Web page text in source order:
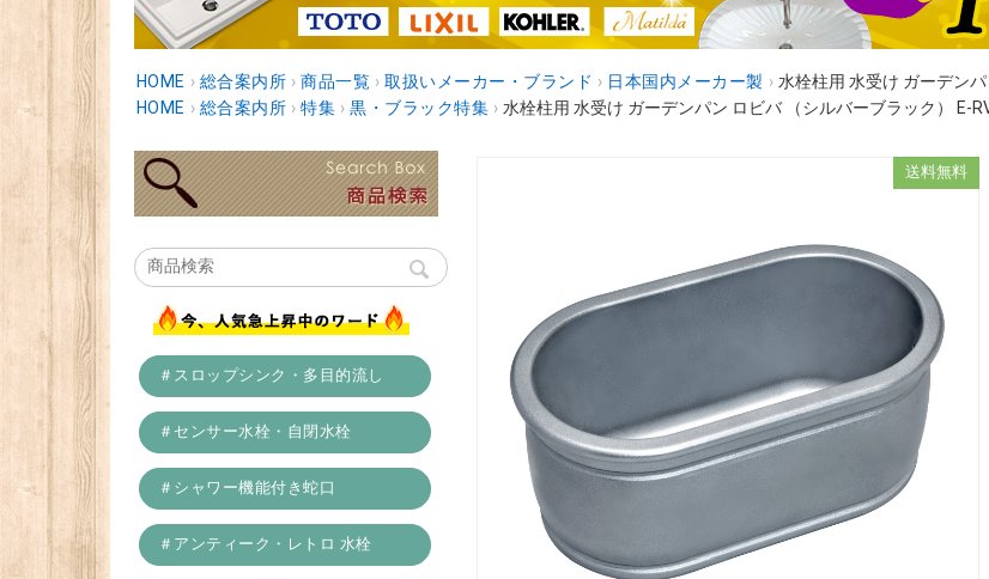
HOME › 総合案内所 › 商品一覧 › 取扱いメーカー・ブランド › 日本国内メーカー製 › 水栓柱用 水受け ガーデンパ
HOME › 総合案内所 › 特集 › 黒・ブラック特集 › 水栓柱用 水受け ガーデンパン ロビバ （シルバーブラック） E-
＃スロップシンク・多目的流し
＃センサー水栓・自閉水栓
＃シャワー機能付き蛇口
＃アンティーク・レトロ 水栓
送料無料